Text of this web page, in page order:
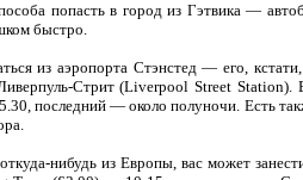
попасть в город из Гэтвика —
быстро.
из аэропорта Стэнстед — его,
Стрит (Liverpool Street
последний — около полуночи. Есть
нибудь из Европы, вас может